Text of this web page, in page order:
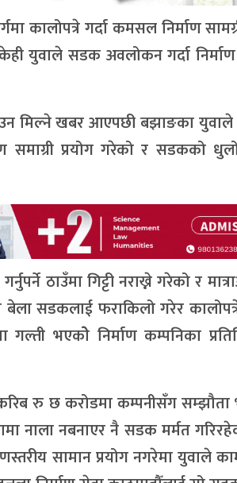
कालोपत्रे गर्दा कमसल निर्माण
युवाले सडक अवलोकन गर्दा
मिल्ने खबर आएपछी बझाङका
प्रयोग गरेको र सडकको
ठाउँमा गिट्टी नराख्ने गरेको र
सडकलाई फराकिलो गरेर कालोपत्रे
भएकोे निर्माण कम्पनिका
रु छ करोडमा कम्पनीसँग सम्झौता
नाला नबनाएर नै सडक मर्मत
सामान प्रयोग नगरेमा युवाले